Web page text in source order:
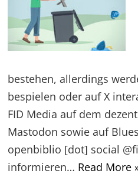
bestehen, allerdings
bespielen oder auf X
FID Media auf dem
Mastodon sowie auf
openbiblio [dot] social
informieren… Read More